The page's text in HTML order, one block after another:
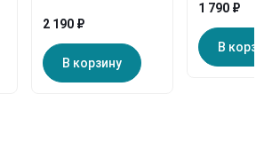
2 190 ₽
В корзину
1 790 ₽
В